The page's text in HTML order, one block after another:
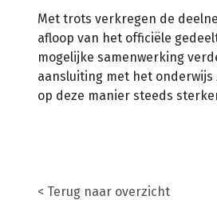
Met trots verkregen de
afloop van het officiële
mogelijke samenwerking
aansluiting met het
op deze manier steeds
< Terug naar overzicht